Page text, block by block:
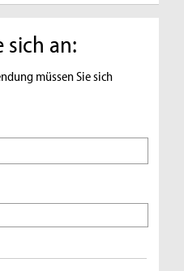
sich an:
müssen Sie sich